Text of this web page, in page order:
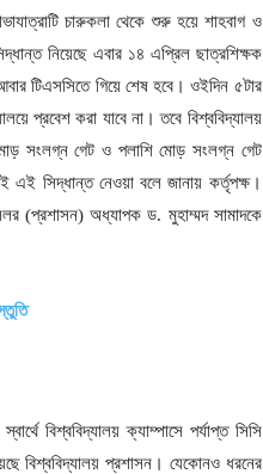
চারুকলা থেকে শুরু হয়ে শাহবাগ ও
নিয়েছে এবার ১৪ এপ্রিল ছাত্রশিক্ষক
টিএসসিতে গিয়ে শেষ হবে। ওইদিন ৫টার
প্রবেশ করা যাবে না। তবে বিশ্ববিদ্যালয়
সংলগ্ন গেট ও পলাশি মোড় সংলগ্ন গেট
এই সিদ্ধান্ত নেওয়া বলে জানায় কর্তৃপক্ষ।
(প্রশাসন) অধ্যাপক ড. মুহাম্মদ সামাদকে
বিশ্ববিদ্যালয় ক্যাম্পাসে পর্যাপ্ত সিসি
বিশ্ববিদ্যালয় প্রশাসন। যেকোনও ধরনের